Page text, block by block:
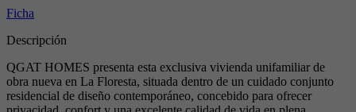
Ficha
Descripción
QGAT HOMES presenta esta exclusiva vivienda unifamiliar de
obra nueva en La Floresta, situada dentro de un cuidado conjunto
residencial de diseño contemporáneo, concebido para ofrecer